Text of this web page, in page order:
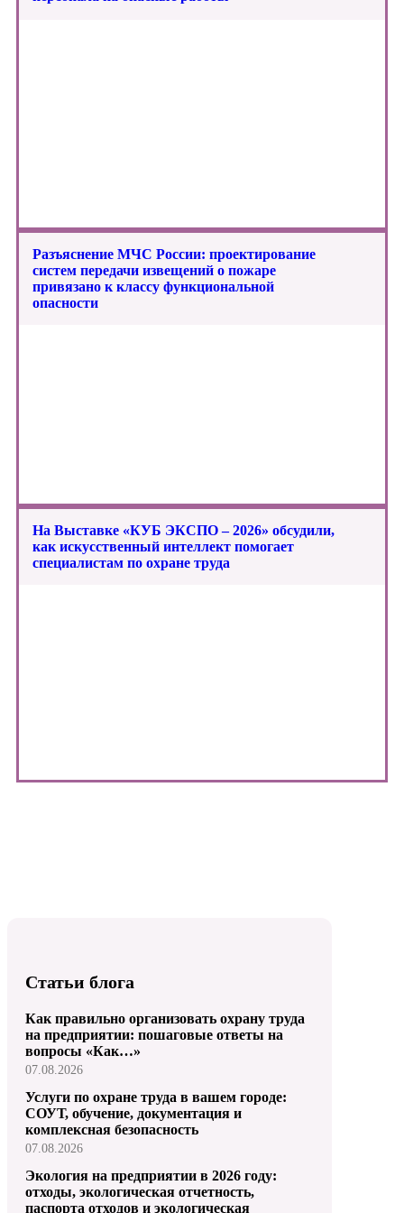
Разъяснение МЧС России: проектирование
систем передачи извещений о пожаре
привязано к классу функциональной
опасности
На Выставке «КУБ ЭКСПО – 2026» обсудили,
как искусственный интеллект помогает
специалистам по охране труда
Статьи блога
Как правильно организовать охрану труда
на предприятии: пошаговые ответы на
вопросы «Как…»
07.08.2026
Услуги по охране труда в вашем городе:
СОУТ, обучение, документация и
комплексная безопасность
07.08.2026
Экология на предприятии в 2026 году:
отходы, экологическая отчетность,
паспорта отходов и экологическая